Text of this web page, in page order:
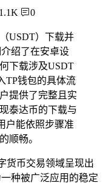
0
USDT）下载并
绍了在安卓设
下载涉及USDT
TP钱包的具体流
提供了完整且实
泰达币的下载与
户能依照步骤准
顺畅。
货币交易领域呈现出
种被广泛应用的稳定